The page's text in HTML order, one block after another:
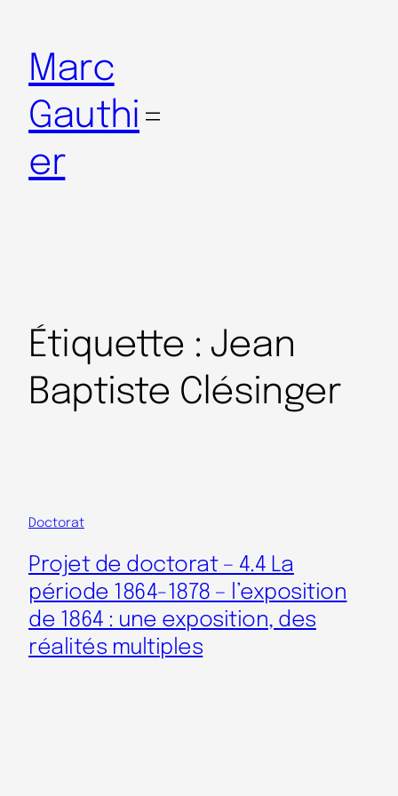
Marc
Gauthi
er
Étiquette : Jean
Baptiste Clésinger
Doctorat
Projet de doctorat – 4.4 La
période 1864-1878 – l’exposition
de 1864 : une exposition, des
réalités multiples